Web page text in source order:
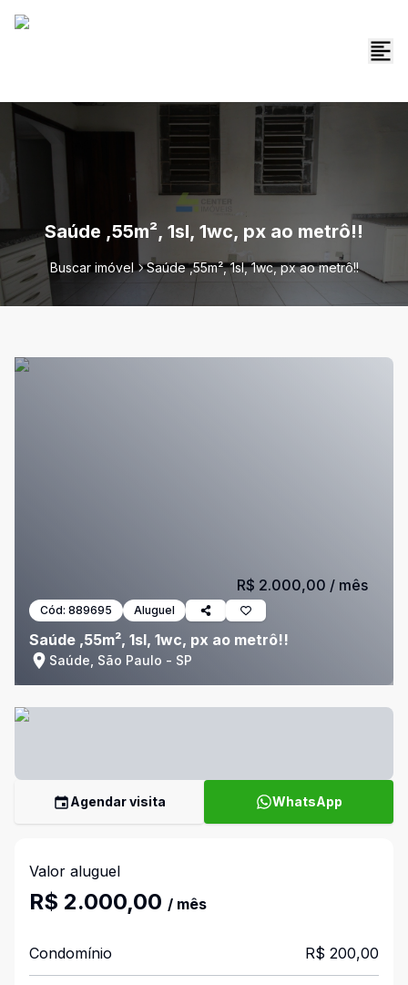
Saúde ,55m², 1sl, 1wc, px ao metrô!!
Buscar imóvel Saúde ,55m², 1sl, 1wc, px ao metrô!!
Cód: 889695 Aluguel
Saúde ,55m², 1sl, 1wc, px ao metrô!!
Saúde, São Paulo - SP
R$ 2.000,00 / mês
Agendar visita WhatsApp
Valor aluguel
R$ 2.000,00 / mês
Condomínio R$ 200,00